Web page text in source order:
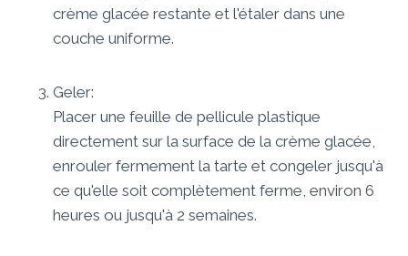
crème glacée restante et l'étaler dans une
couche uniforme.
Geler:
Placer une feuille de pellicule plastique
directement sur la surface de la crème glacée,
enrouler fermement la tarte et congeler jusqu'à
ce qu'elle soit complètement ferme, environ 6
heures ou jusqu'à 2 semaines.